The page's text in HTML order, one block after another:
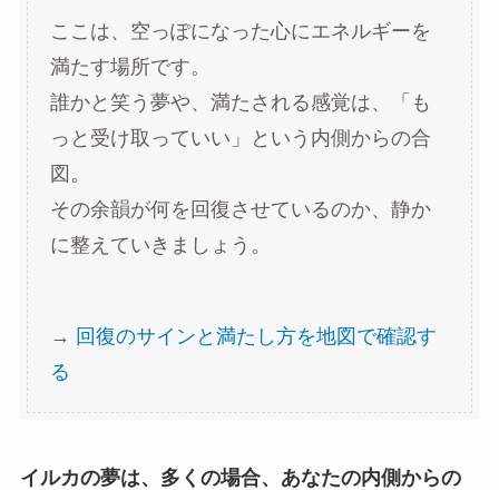
ここは、空っぽになった心にエネルギーを
満たす場所です。
誰かと笑う夢や、満たされる感覚は、「も
っと受け取っていい」という内側からの合
図。
その余韻が何を回復させているのか、静か
に整えていきましょう。
→ 回復のサインと満たし方を地図で確認す
る
イルカの夢は、多くの場合、あなたの内側からの